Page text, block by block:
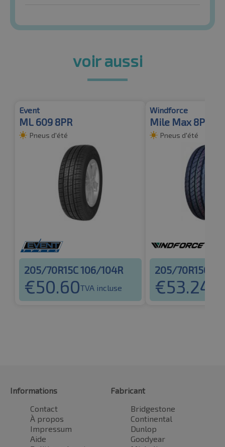
voir aussi
Event
ML 609 8PR
Pneus d'été
205/70R15C 106/104R
€50.60TVA incluse
Windforce
Mile Max 8PR
Pneus d'été
205/70R15C
€53.24
Informations
Contact
À propos
Impressum
Aide
Fabricant
Bridgestone
Continental
Dunlop
Goodyear